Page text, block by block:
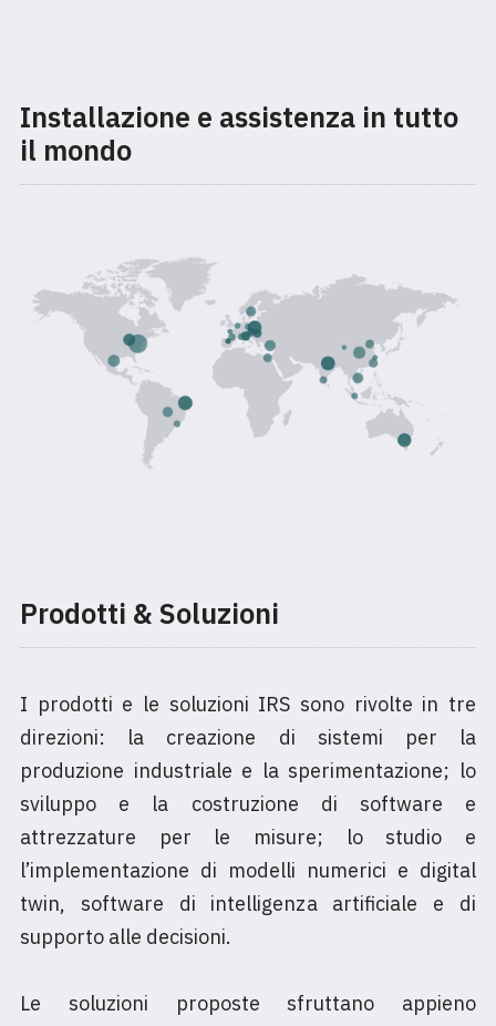
Installazione e assistenza in tutto
il mondo
Prodotti & Soluzioni
I prodotti e le soluzioni IRS sono rivolte in tre
direzioni: la creazione di sistemi per la
produzione industriale e la sperimentazione; lo
sviluppo e la costruzione di software e
attrezzature per le misure; lo studio e
l’implementazione di modelli numerici e digital
twin, software di intelligenza artificiale e di
supporto alle decisioni.
Le soluzioni proposte sfruttano appieno